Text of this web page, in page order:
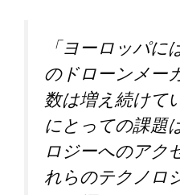
「ヨーロッパ
のドローンメー
数は増え続けて
にとっての課題
ロジーへのアク
れらのテクノロ